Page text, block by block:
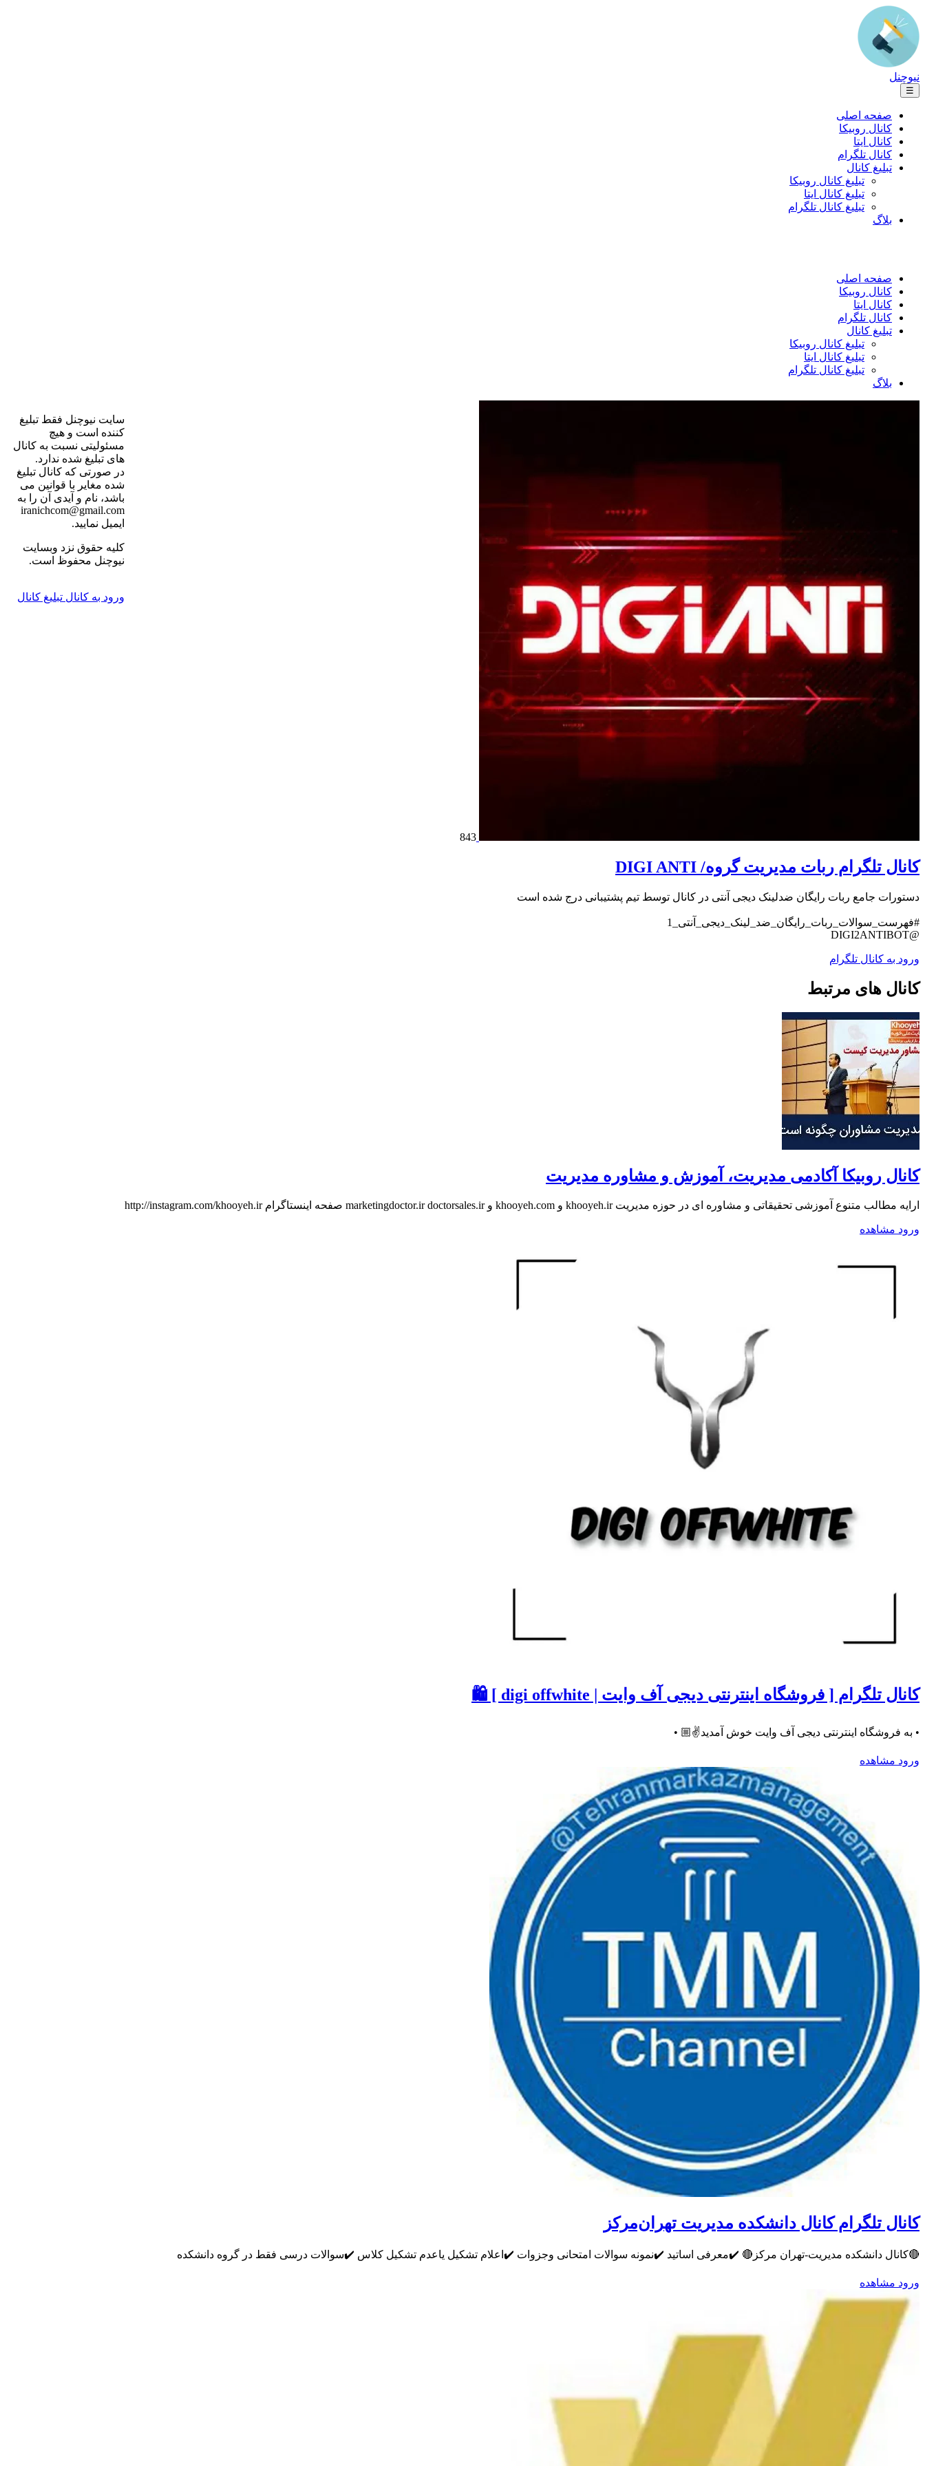
نیوچنل
☰
صفحه اصلی
کانال روبیکا
کانال ایتا
کانال تلگرام
تبلیغ کانال
تبلیغ کانال روبیکا
تبلیغ کانال ایتا
تبلیغ کانال تلگرام
بلاگ
صفحه اصلی
کانال روبیکا
کانال ایتا
کانال تلگرام
تبلیغ کانال
تبلیغ کانال روبیکا
تبلیغ کانال ایتا
تبلیغ کانال تلگرام
بلاگ
843
کانال تلگرام ربات مدیریت گروه/ DIGI ANTI
دستورات جامع ربات رایگان ضدلینک دیجی آنتی در کانال توسط تیم پشتیبانی درج شده است
#فهرست_سوالات_ربات_رایگان_ضد_لینک_دیجی_آنتی_1
@DIGI2ANTIBOT
ورود به کانال تلگرام
کانال های مرتبط
کانال روبیکا آکادمی مدیریت، آموزش و مشاوره مدیریت
ارایه مطالب متنوع آموزشی تحقیقاتی و مشاوره ای در حوزه مدیریت khooyeh.ir و khooyeh.com و marketingdoctor.ir doctorsales.ir صفحه اینستاگرام http://instagram.com/khooyeh.ir
ورود مشاهده
کانال تلگرام [ فروشگاه اینترنتی دیجی آف وایت | digi offwhite ] 🛍
• به فروشگاه اینترنتی دیجی آف وایت خوش آمدید✌️🏼 •
ورود مشاهده
کانال تلگرام کانال دانشکده مدیریت تهران‌مرکز
🔴کانال دانشکده مدیریت-تهران مرکز🔴 ✔️معرفی اساتید ✔️نمونه سوالات امتحانی وجزوات ✔️اعلام تشکیل یاعدم تشکیل کلاس ✔️سوالات درسی فقط در گروه دانشکده
ورود مشاهده
سایت نیوچنل فقط تبلیغ
کننده است و هیچ
مسئولیتی نسبت به کانال
های تبلیغ شده ندارد.
در صورتی که کانال تبلیغ
شده مغایر با قوانین می
باشد، نام و آیدی آن را به
iranichcom@gmail.com
ایمیل نمایید.
کلیه حقوق نزد وبسایت
نیوچنل محفوظ است.
ورود به کانال تبلیغ کانال